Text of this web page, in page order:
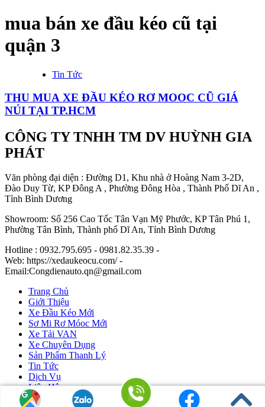
mua bán xe đầu kéo cũ tại
quận 3
Tin Tức
THU MUA XE ĐẦU KÉO RƠ MOOC CŨ GIÁ
NÚI TẠI TP.HCM
CÔNG TY TNHH TM DV HUỲNH GIA
PHÁT
Văn phòng đại diện : Đường D1, Khu nhà ở Hoàng Nam 3-2D,
Đào Duy Từ, KP Đông A , Phường Đông Hòa , Thành Phố Dĩ An ,
Tỉnh Bình Dương
Showroom: Số 256 Cao Tốc Tân Vạn Mỹ Phước, KP Tân Phú 1,
Phường Tân Bình, Thành phố Dĩ An, Tỉnh Bình Dương
Hotline : 0932.795.695 - 0981.82.35.39 -
Web: https://xedaukeocu.com/ -
Email:Congdienauto.qn@gmail.com
Trang Chủ
Giới Thiệu
Xe Đầu Kéo Mới
Sơ Mi Rơ Móoc Mới
Xe Tải VAN
Xe Chuyên Dụng
Sản Phẩm Thanh Lý
Tin Tức
Dịch Vụ
Liên Hệ